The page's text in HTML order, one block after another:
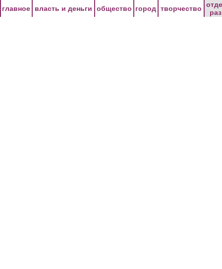
главное власть и деньги общество город творчество